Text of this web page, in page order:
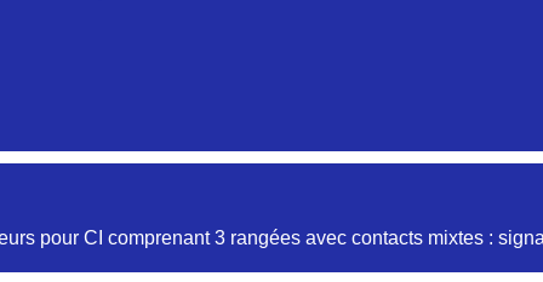
pour CI comprenant 3 rangées avec contacts mixtes :